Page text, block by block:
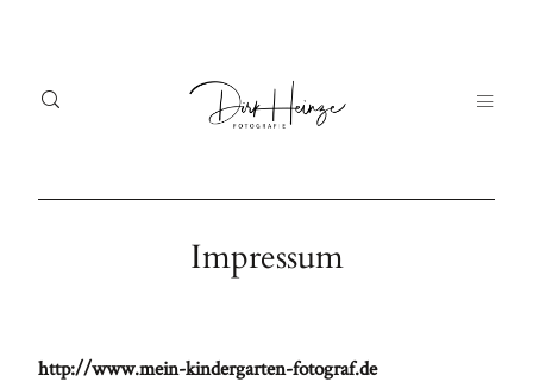
Impressum
http://www.mein-kindergarten-fotograf.de
Ich